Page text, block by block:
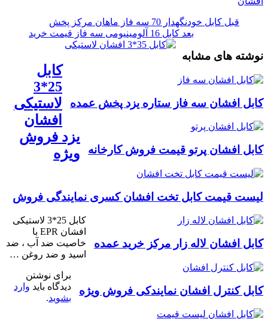
قبل کابل خودنگهدار 70 سه فاز ماهان مرکز پخش
بعد کابل 16 آلومینیومی سه فاز قیمت خرید
نوشته های مشابه
کابل افشان سه فاز ستاره یزد پخش عمده
کابل افشان پرتو قیمت فروش کارخانه
لیست قیمت کابل تخت افشان کسری نمایندگی فروش
کابل افشان لاله زار مرکز خرید عمده
کابل کنترل افشان نمایندکی فروش ویژه
کابل
25*3
لاستیکی
افشان
یزد فروش
ویژه
کابل 25*3 لاستیکی
افشان EPR با
خاصیت ضد آب ، ضد
اسید و ضد روغن …
برای نوشتن
دیدگاه باید وارد
بشوید.